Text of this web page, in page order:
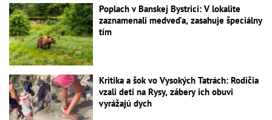
Poplach v Banskej Bystrici: V lokalite
zaznamenali medveďa, zasahuje špeciálny
tím
Kritika a šok vo Vysokých Tatrách: Rodičia
vzali deti na Rysy, zábery ich obuvi
vyrážajú dych